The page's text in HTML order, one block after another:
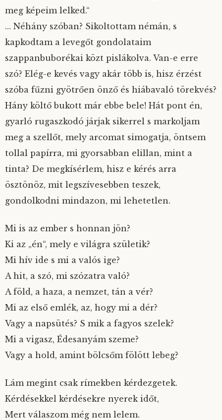
meg képeim lelked.“
… Néhány szóban? Sikoltottam némán, s
kapkodtam a levegőt gondolataim
szappanbuborékai közt pislákolva. Van-e erre
szó? Elég-e kevés vagy akár több is, hisz érzést
szóba fűzni gyötrően önző és hiábavaló törekvés?
Hány költő bukott már ebbe bele! Hát pont én,
gyarló rugaszkodó járjak sikerrel s markoljam
meg a szellőt, mely arcomat simogatja, öntsem
tollal papírra, mi gyorsabban elillan, mint a
tinta? De megkísérlem, hisz e kérés arra
ösztönöz, mit legszívesebben teszek,
gondolkodni mindazon, mi lehetetlen.
Mi is az ember s honnan jön?
Ki az „én“, mely e világra születik?
Mi hív ide s mi a valós ige?
A hit, a szó, mi szózatra való?
A föld, a haza, a nemzet, tán a vér?
Mi az első emlék, az, hogy mi a dér?
Vagy a napsütés? S mik a fagyos szelek?
Mi a vigasz, Édesanyám szeme?
Vagy a hold, amint bölcsőm fölött lebeg?
Lám megint csak rímekben kérdezgetek.
Kérdésekkel kérdésekre nyerek időt,
Mert válaszom még nem lelem.